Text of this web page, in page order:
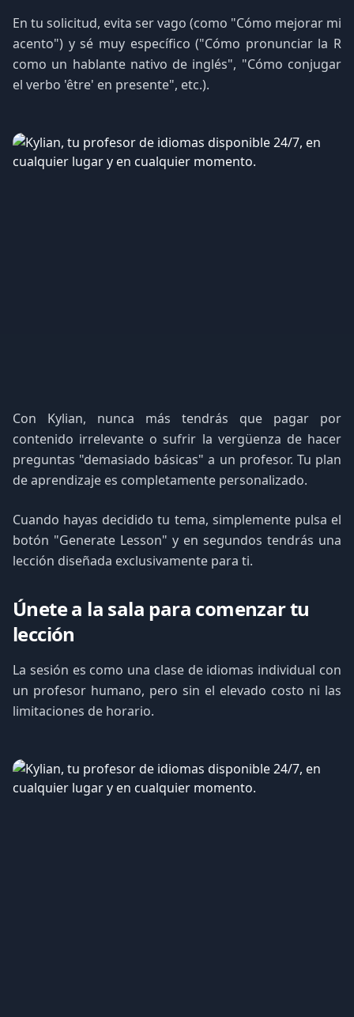
En tu solicitud, evita ser vago (como "Cómo mejorar mi
acento") y sé muy específico ("Cómo pronunciar la R
como un hablante nativo de inglés", "Cómo conjugar
el verbo 'être' en presente", etc.).
Con Kylian, nunca más tendrás que pagar por
contenido irrelevante o sufrir la vergüenza de hacer
preguntas "demasiado básicas" a un profesor. Tu plan
de aprendizaje es completamente personalizado.
Cuando hayas decidido tu tema, simplemente pulsa el
botón "Generate Lesson" y en segundos tendrás una
lección diseñada exclusivamente para ti.
Únete a la sala para comenzar tu
lección
La sesión es como una clase de idiomas individual con
un profesor humano, pero sin el elevado costo ni las
limitaciones de horario.